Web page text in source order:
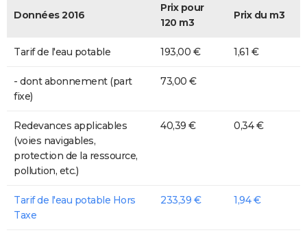
Données 2016
Prix pour
120 m3
Prix du m3
Tarif de l'eau potable 193,00 € 1,61 €
- dont abonnement (part
fixe)
73,00 €
Redevances applicables
(voies navigables,
protection de la ressource,
pollution, etc.)
40,39 € 0,34 €
Tarif de l'eau potable Hors
Taxe
233,39 € 1,94 €